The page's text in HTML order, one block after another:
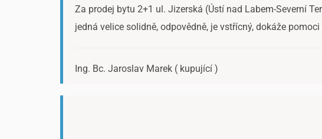
Za prodej bytu 2+1 ul. Jizerská (Ústí nad Labem-Severní
jedná velice solidně, odpovědně, je vstřícný, dokáže
Ing. Bc. Jaroslav Marek ( kupující )